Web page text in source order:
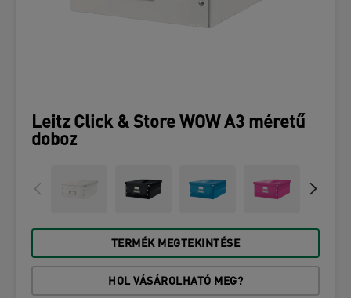
Leitz Click & Store WOW A3 méretű
doboz
TERMÉK MEGTEKINTÉSE
HOL VÁSÁROLHATÓ MEG?